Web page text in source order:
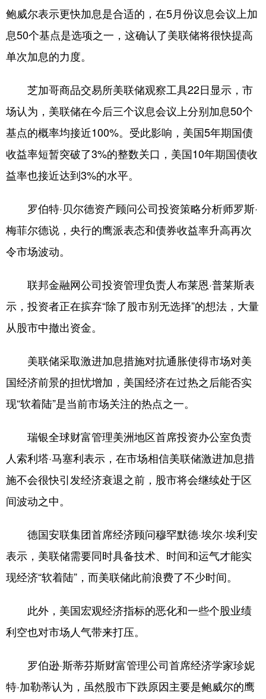
辽宁 吉林 上海 江苏
浙江 安徽 福建 江西
山东
广东 广西 海南 重庆
四川 贵州 云南 西藏
陕西 甘肃 青海 宁夏
新疆 内蒙古 黑龙江
多语种频道
English Español Français عربى
Русский язык
Deutsch Português
鲍威尔表示更快加息是合适的，在5月份议息会议上加
息50个基点是选项之一，这确认了美联储将很快提高
单次加息的力度。
芝加哥商品交易所美联储观察工具22日显示，市
场认为，美联储在今后三个议息会议上分别加息50个
基点的概率均接近100%。受此影响，美国5年期国债
收益率短暂突破了3%的整数关口，美国10年期国债收
益率也接近达到3%的水平。
罗伯特·贝尔德资产顾问公司投资策略分析师罗斯·
梅菲尔德说，央行的鹰派表态和债券收益率升高再次
令市场波动。
联邦金融网公司投资管理负责人布莱恩·普莱斯表
示，投资者正在摈弃“除了股市别无选择”的想法，大量
从股市中撤出资金。
美联储采取激进加息措施对抗通胀使得市场对美
国经济前景的担忧增加，美国经济在过热之后能否实
现“软着陆”是当前市场关注的热点之一。
瑞银全球财富管理美洲地区首席投资办公室负责
人索利塔·马塞利表示，在市场相信美联储激进加息措
施不会很快引发经济衰退之前，股市将会继续处于区
间波动之中。
德国安联集团首席经济顾问穆罕默德·埃尔·埃利安
表示，美联储需要同时具备技术、时间和运气才能实
现经济“软着陆”，而美联储此前浪费了不少时间。
此外，美国宏观经济指标的恶化和一些个股业绩
利空也对市场人气带来打压。
罗伯逊·斯蒂芬斯财富管理公司首席经济学家珍妮
特·加勒蒂认为，虽然股市下跌原因主要是鲍威尔的鹰